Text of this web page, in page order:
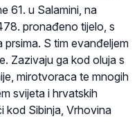
61. u Salamini, na
pronađeno tijelo, s
S tim evanđeljem
Zazivaju ga kod oluja s
mirotvoraca te mnogih
svijeta i hrvatskih
kod Sibinja, Vrhovina